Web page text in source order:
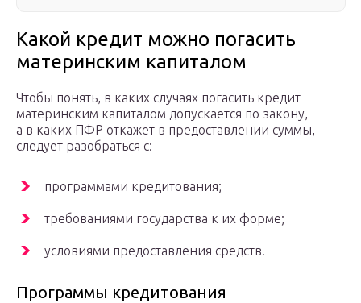
Какой кредит можно погасить
материнским капиталом
Чтобы понять, в каких случаях погасить кредит
материнским капиталом допускается по закону,
а в каких ПФР откажет в предоставлении суммы,
следует разобраться с:
программами кредитования;
требованиями государства к их форме;
условиями предоставления средств.
Программы кредитования